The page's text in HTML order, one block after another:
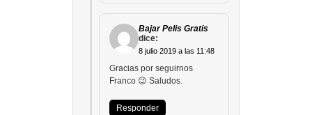
Bajar Pelis Gratis
dice:
8 julio 2019 a las 11:48
Gracias por seguirnos
Franco 😉 Saludos.
Responder